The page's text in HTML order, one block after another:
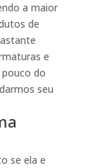
a maior
de
e
do
seu
se ela e